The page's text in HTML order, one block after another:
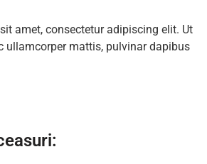
amet, consectetur adipiscing elit. Ut
ullamcorper mattis, pulvinar dapibus